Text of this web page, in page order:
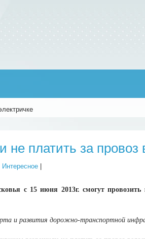
платить за провоз
Интересное
с 15 июня 2013г. смогут провозить
и развития дорожно-транспортной